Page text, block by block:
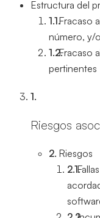
Estructura del
Fracaso
número, y/
Fracaso
pertinentes
Riesgos
Riesgos